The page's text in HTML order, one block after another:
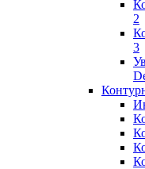
2
3